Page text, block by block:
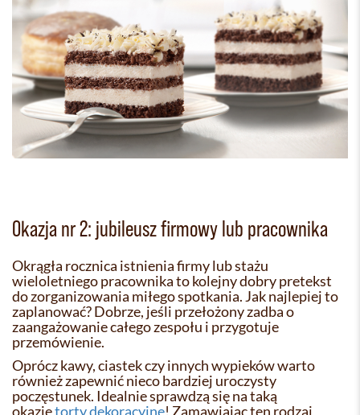
Okazja nr 2: jubileusz firmowy lub pracownika
Okrągła rocznica istnienia firmy lub stażu
wieloletniego pracownika to kolejny dobry pretekst
do zorganizowania miłego spotkania. Jak najlepiej to
zaplanować? Dobrze, jeśli przełożony zadba o
zaangażowanie całego zespołu i przygotuje
przemówienie.
Oprócz kawy, ciastek czy innych wypieków warto
również zapewnić nieco bardziej uroczysty
poczęstunek. Idealnie sprawdzą się na taką
okazjętorty dekoracyjne! Zamawiając ten rodzaj